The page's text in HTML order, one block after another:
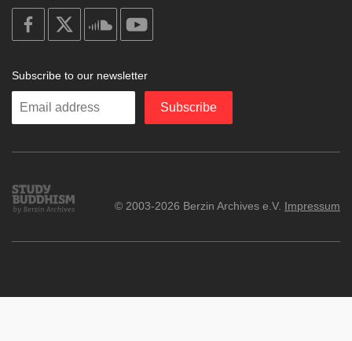
on
facebook
soundcloud
Subscribe to our newsletter
Enter
Subscribe
Study
Buddhism
© 2003-2026 Berzin Archives e.V. Impressum